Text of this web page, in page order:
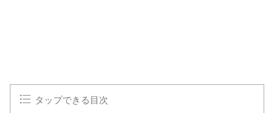
タップできる目次